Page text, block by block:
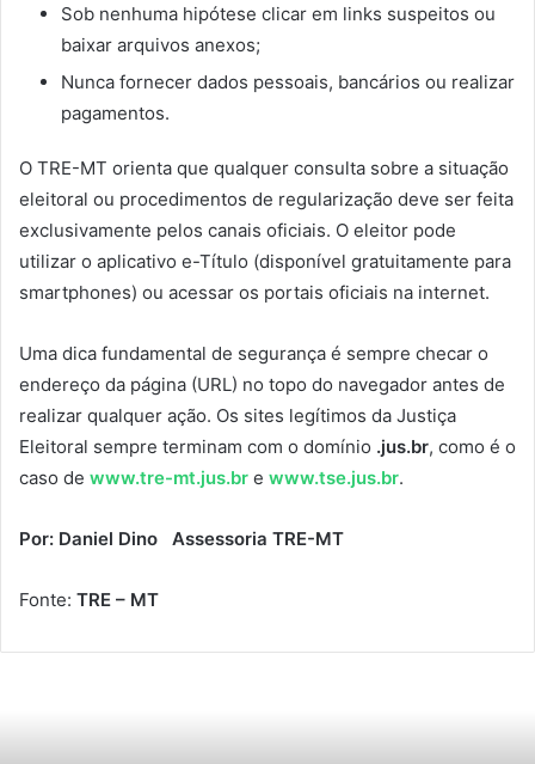
Sob nenhuma hipótese clicar em links suspeitos ou
baixar arquivos anexos;
Nunca fornecer dados pessoais, bancários ou realizar
pagamentos.
O TRE-MT orienta que qualquer consulta sobre a situação
eleitoral ou procedimentos de regularização deve ser feita
exclusivamente pelos canais oficiais. O eleitor pode
utilizar o aplicativo e-Título (disponível gratuitamente para
smartphones) ou acessar os portais oficiais na internet.
Uma dica fundamental de segurança é sempre checar o
endereço da página (URL) no topo do navegador antes de
realizar qualquer ação. Os sites legítimos da Justiça
Eleitoral sempre terminam com o domínio .jus.br, como é o
caso de www.tre-mt.jus.br e www.tse.jus.br.
Por: Daniel Dino Assessoria TRE-MT
Fonte: TRE – MT